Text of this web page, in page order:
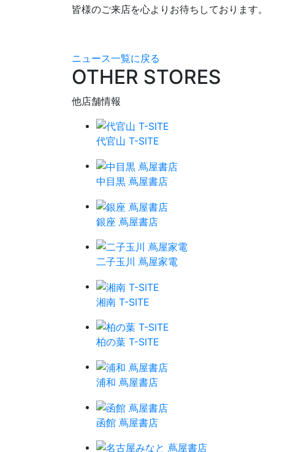
皆様のご来店を心よりお待ちしております。
ニュース一覧に戻る
OTHER STORES
他店舗情報
代官山 T-SITE
中目黒 蔦屋書店
銀座 蔦屋書店
二子玉川 蔦屋家電
湘南 T-SITE
柏の葉 T-SITE
浦和 蔦屋書店
函館 蔦屋書店